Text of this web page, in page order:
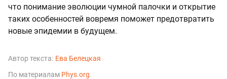
что понимание эволюции чумной палочки и открытие
таких особенностей вовремя поможет предотвратить
новые эпидемии в будущем.
Автор текста: Ева Белецкая
По материалам Phys.org.